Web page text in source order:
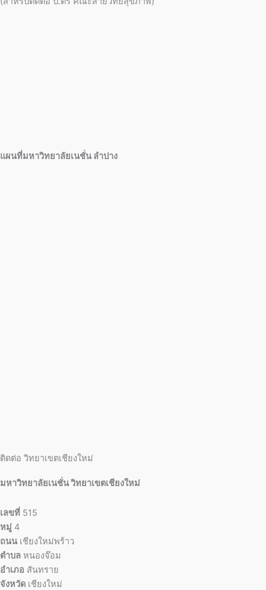
แผนที่มหาวิทยาลัยเนชั่น ลำปาง
ติดต่อ วิทยาเขตเชียงใหม่
มหาวิทยาลัยเนชั่น วิทยาเขตเชียงใหม่
เลขที่ 515
หมู่ 4
ถนน เชียงใหม่พร้าว
ตำบล หนองจ๊อม
อำเภอ สันทราย
จังหวัด เชียงใหม่